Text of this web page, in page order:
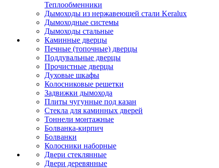
Теплообменники
Дымоходы из нержавеющей стали Keralux
Дымоходные системы
Дымоходы стальные
Каминные дверцы
Печные (топочные) дверцы
Поддувальные дверцы
Прочистные дверцы
Духовые шкафы
Колосниковые решетки
Задвижки дымохода
Плиты чугунные под казан
Стекла для каминных дверей
Тоннели монтажные
Болванка-кирпич
Болванки
Колосники наборные
Двери стеклянные
Двери деревянные